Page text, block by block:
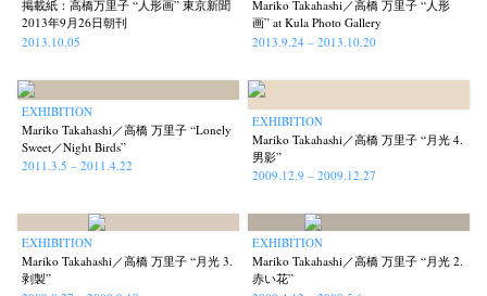
Exhibition Documents
Terms & Privacy Policy Bookstores Newsletter
掲載紙：高橋万里子 “人形画” 東京新聞
2013年9月26日朝刊
2013.10.05
Mariko Takahashi／高橋 万里子 “人形
画” at Kula Photo Gallery
2013.9.24 – 2013.10.20
EXHIBITION
Mariko Takahashi／高橋 万里子 “Lonely
Sweet／Night Birds”
2011.3.5 – 2011.4.22
EXHIBITION
Mariko Takahashi／高橋 万里子 “月光 4.
男影”
2009.12.9 – 2009.12.27
EXHIBITION
Mariko Takahashi／高橋 万里子 “月光 3.
剥製”
EXHIBITION
Mariko Takahashi／高橋 万里子 “月光 2.
赤い花”